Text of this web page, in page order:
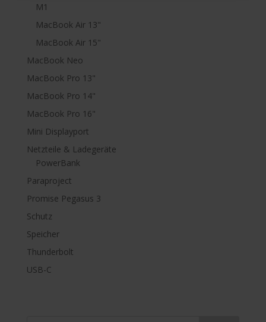
M1
MacBook Air 13"
MacBook Air 15"
MacBook Neo
MacBook Pro 13"
MacBook Pro 14"
MacBook Pro 16"
Mini Displayport
Netzteile & Ladegeräte
PowerBank
Paraproject
Promise Pegasus 3
Schutz
Speicher
Thunderbolt
USB-C